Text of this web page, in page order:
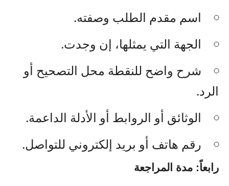
اسم مقدم الطلب وصفته.
الجهة التي يمثلها، إن وجدت.
شرح واضح للنقطة محل التصحيح أو
الرد.
الوثائق أو الروابط أو الأدلة الداعمة.
رقم هاتف أو بريد إلكتروني للتواصل.
رابعاً: مدة المراجعة